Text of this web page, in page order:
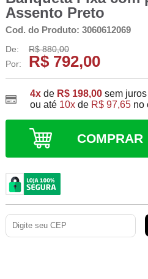
Assento Preto
Cod. do Produto: 3060612069
De:
R$ 880,00
Por:
R$ 792,00
4xde R$ 198,00 sem
ou até 10xde R$ 97,65no
COMPRAR